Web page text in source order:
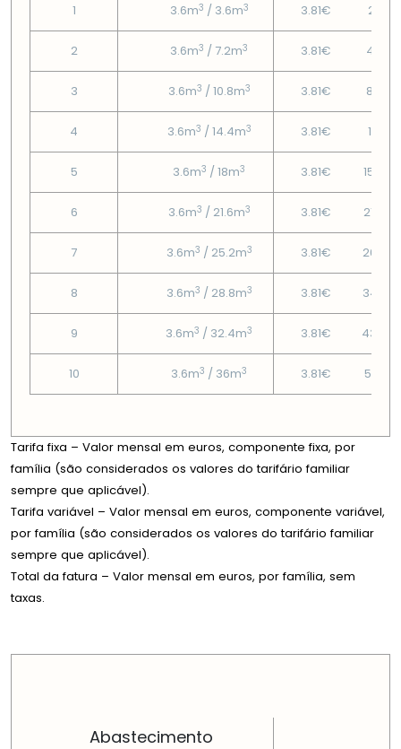
1 3.6m3 / 3.6m3 3.81€ 2.12€
2 3.6m3 / 7.2m3 3.81€ 4.87€
3 3.6m3 / 10.8m3 3.81€ 8.02€
4 3.6m3 / 14.4m3 3.81€ 11.17€
5 3.6m3 / 18m3 3.81€
6 3.6m3 / 21.6m3 3.81€
7 3.6m3 / 25.2m3 3.81€
8 3.6m3 / 28.8m3 3.81€
9 3.6m3 / 32.4m3 3.81€
10 3.6m3 / 36m3 3.81€ 51.72€
Tarifa fixa – Valor mensal em euros, componente fixa, por
família (são considerados os valores do tarifário familiar
sempre que aplicável).
Tarifa variável – Valor mensal em euros, componente variável,
por família (são considerados os valores do tarifário familiar
sempre que aplicável).
Total da fatura – Valor mensal em euros, por família, sem
taxas.
Abastecimento